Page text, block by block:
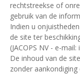
rechtstreekse of
gebruik van de
Indien u
de site ter
(JACOPS NV - e-
De inhoud van de
zonder